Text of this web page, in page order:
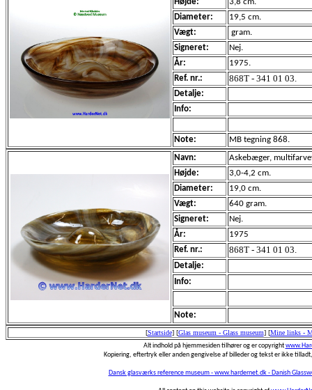
Diameter:
19,5 cm.
Vægt:
gram.
Signeret:
Nej.
År:
1975.
Ref. nr.:
868T - 341 01 03.
Detalje:
Info:
Note:
MB tegning 868.
Navn:
Askebæger,
Højde:
3,0-4,2 cm.
Diameter:
19,0 cm.
Vægt:
640 gram.
Signeret:
Nej.
År:
1975
Ref. nr.:
868T - 341 01 03.
Detalje:
Info:
Note:
[Startside] [Glas museum - Glass museum] [Mine links -
Alt indhold på hjemmesiden tilhører og er copyright
Kopiering, eftertryk eller anden gengivelse af billeder og tekst er ikke
Dansk glasværks reference museum - www.hardernet.dk - Danish